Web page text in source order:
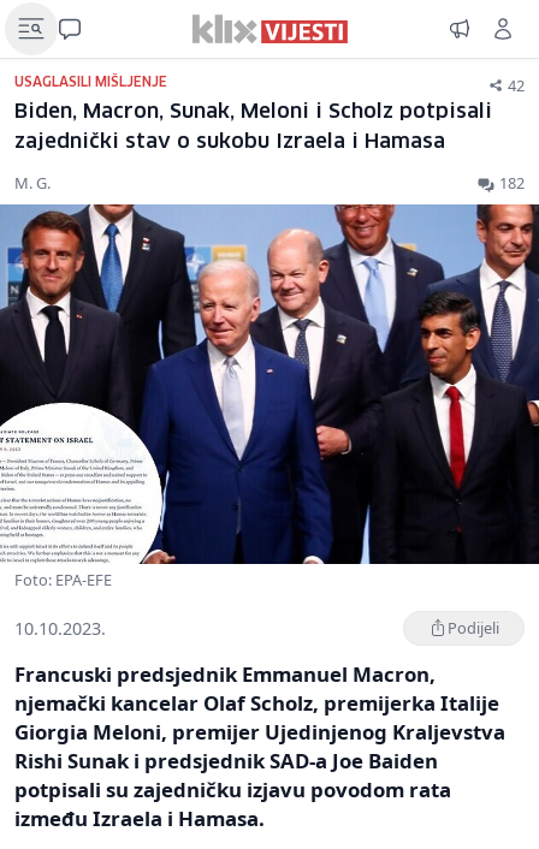
USAGLASILI MIŠLJENJE 42
Biden, Macron, Sunak, Meloni i Scholz potpisali
zajednički stav o sukobu Izraela i Hamasa
M. G. 182
Foto: EPA-EFE
10.10.2023. Podijeli
Francuski predsjednik Emmanuel Macron,
njemački kancelar Olaf Scholz, premijerka Italije
Giorgia Meloni, premijer Ujedinjenog Kraljevstva
Rishi Sunak i predsjednik SAD-a Joe Baiden
potpisali su zajedničku izjavu povodom rata
između Izraela i Hamasa.